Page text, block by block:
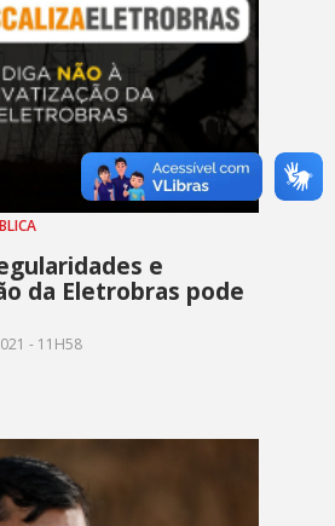
e
da Eletrobras pode
- 11H58